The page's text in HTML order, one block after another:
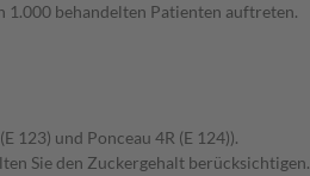
behandelten Patienten auftreten.
123) und Ponceau 4R (E 124)).
Sie den Zuckergehalt berücksichtigen.